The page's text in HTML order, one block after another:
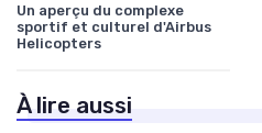
Un aperçu du complexe
sportif et culturel d'Airbus
Helicopters
À lire aussi